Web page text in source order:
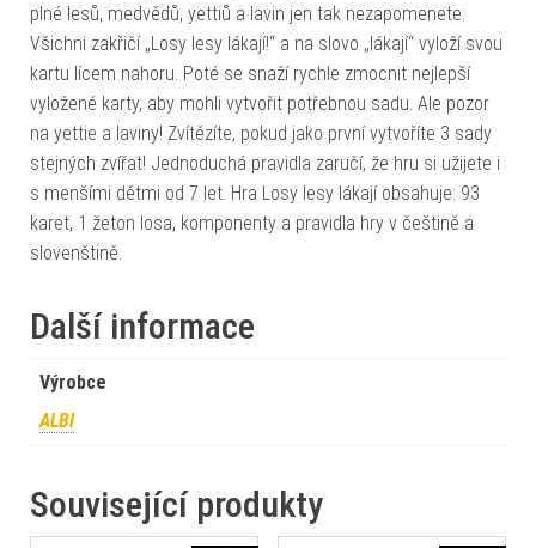
plné lesů, medvědů, yettiů a lavin jen tak nezapomenete.
Všichni zakřičí „Losy lesy lákají!“ a na slovo „lákají“ vyloží svou
kartu lícem nahoru. Poté se snaží rychle zmocnit nejlepší
vyložené karty, aby mohli vytvořit potřebnou sadu. Ale pozor
na yettie a laviny! Zvítězíte, pokud jako první vytvoříte 3 sady
stejných zvířat! Jednoduchá pravidla zaručí, že hru si užijete i
s menšími dětmi od 7 let. Hra Losy lesy lákají obsahuje: 93
karet, 1 žeton losa, komponenty a pravidla hry v češtině a
slovenštině.
Další informace
Výrobce
ALBI
Související produkty